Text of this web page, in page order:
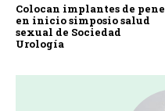
Colocan implantes de pene
en inicio simposio salud
sexual de Sociedad
Urología